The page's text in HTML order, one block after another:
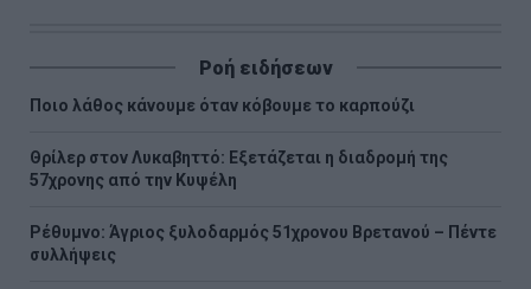
Ροή ειδήσεων
Ποιο λάθος κάνουμε όταν κόβουμε το καρπούζι
Θρίλερ στον Λυκαβηττό: Εξετάζεται η διαδρομή της
57χρονης από την Κυψέλη
Ρέθυμνο: Άγριος ξυλοδαρμός 51χρονου Βρετανού – Πέντε
συλλήψεις